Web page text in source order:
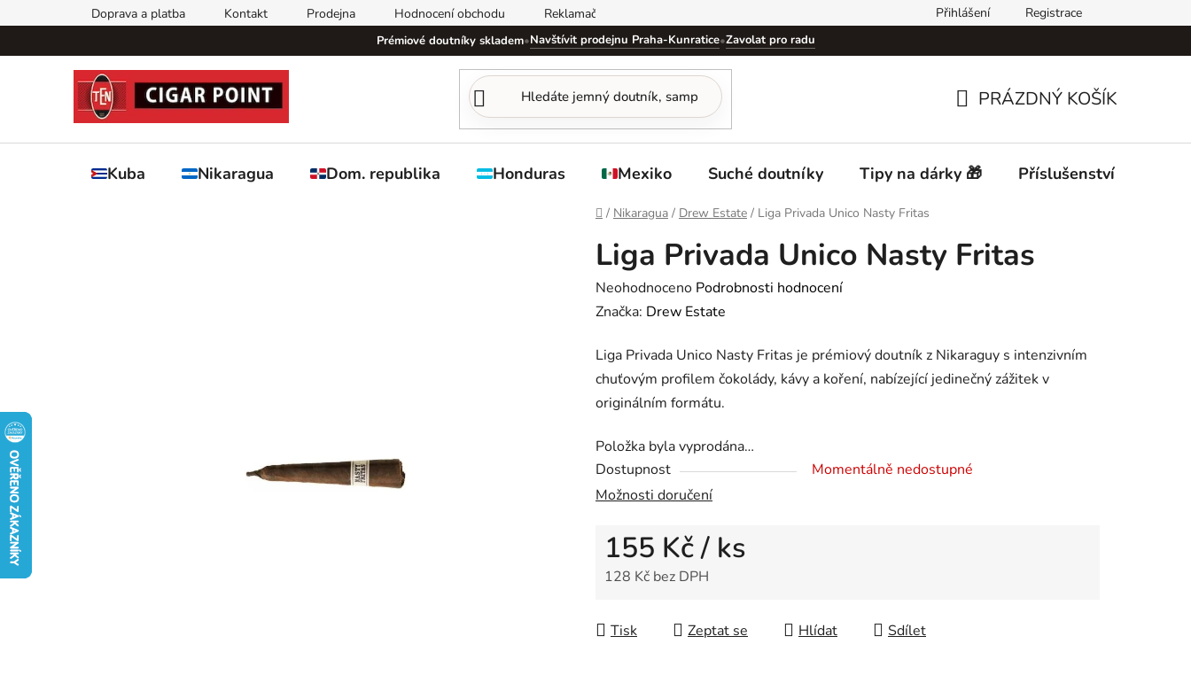
na
Doprava a platba Kontakt Prodejna Hodnocení obchodu Reklamační řád Podmínky ochrany osobních údajů (GDPR)
Přihlášení Registrace
Prémiové doutníky skladem•Navštívit prodejnu Praha-Kunratice•Zavolat pro radu
KOŠÍK
PRÁZDNÝ KOŠÍK
Kuba Nikaragua Dom. republika Honduras Mexiko Suché doutníky Tipy na dárky 🎁 Příslušenství
Domů
/ Nikaragua / Drew Estate / Liga Privada Unico Nasty Fritas
Liga Privada Unico Nasty Fritas
Průměrné
hodnocení
je
0,0
z
hvězdiček.
Neohodnoceno Podrobnosti hodnocení
Značka: Drew Estate
Liga Privada Unico Nasty Fritas je prémiový doutník z Nikaraguy s intenzivním
chuťovým profilem čokolády, kávy a koření, nabízející jedinečný zážitek v
originálním formátu.
Položka byla vyprodána…
Dostupnost
Momentálně nedostupné
Možnosti doručení
155 Kč/ ks
128 Kč bez DPH
Tisk
Zeptat se Hlídat Sdílet